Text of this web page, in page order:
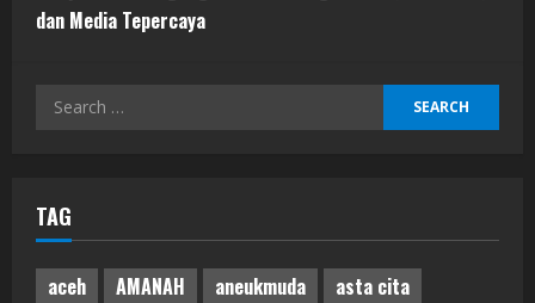
dan Media Tepercaya
Search
TAG
aceh AMANAH aneukmuda
asta cita